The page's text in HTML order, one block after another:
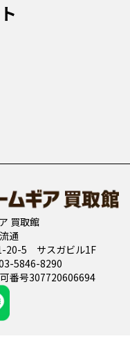
買取館
通
20-5 サスガビル1F
5846-8290
番号307720606694